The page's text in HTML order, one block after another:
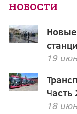
НОВОСТИ
19
Часть
18